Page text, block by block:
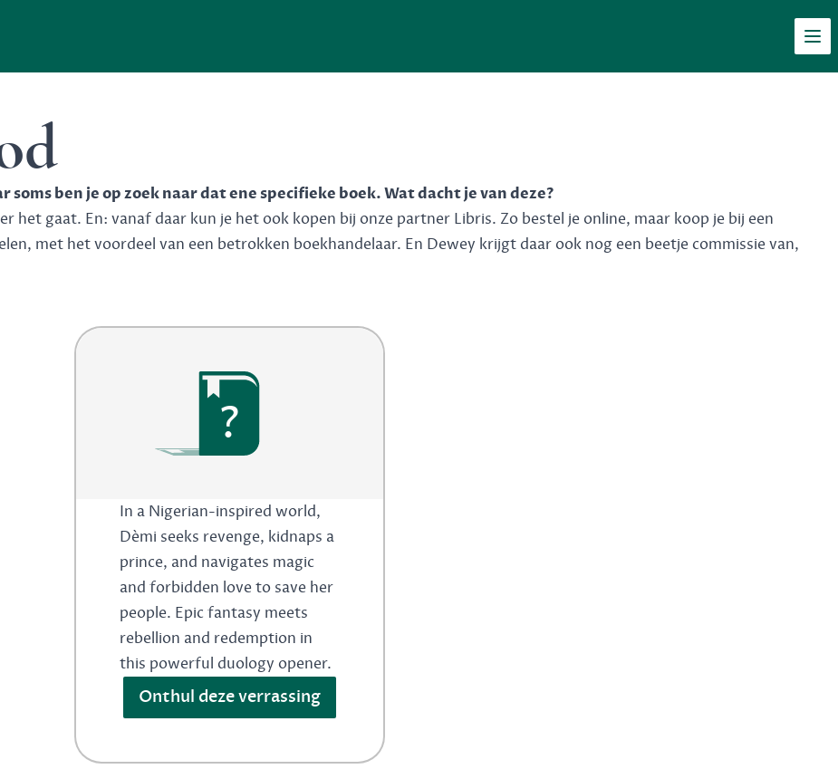
ben je op zoek naar dat ene specifieke boek. Wat dacht je van deze?
het gaat. En: vanaf daar kun je het ook kopen bij onze partner Libris. Zo bestel je online, maar koop je bij een
met het voordeel van een betrokken boekhandelaar. En Dewey krijgt daar ook nog een beetje commissie van,
?
In a Nigerian-inspired world,
Dèmi seeks revenge, kidnaps a
prince, and navigates magic
and forbidden love to save her
people. Epic fantasy meets
rebellion and redemption in
this powerful duology opener.
Onthul deze verrassing